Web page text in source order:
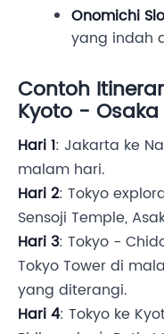
Onomichi
yang indah
Contoh
Kyoto - Osaka
Hari 1: Jakarta ke
malam hari.
Hari 2: Tokyo
Sensoji Temple,
Hari 3: Tokyo -
Tokyo Tower di
yang diterangi.
Hari 4: Tokyo ke